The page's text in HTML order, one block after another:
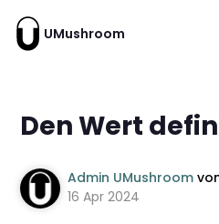
UMushroom
Den Wert
Admin UMushroom
16 Apr 2024